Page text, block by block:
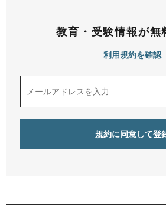
教育・受験情報が無
利用規約を確認